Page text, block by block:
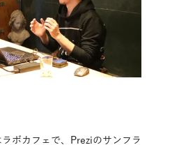
ボカフェで、Preziのサンフラ